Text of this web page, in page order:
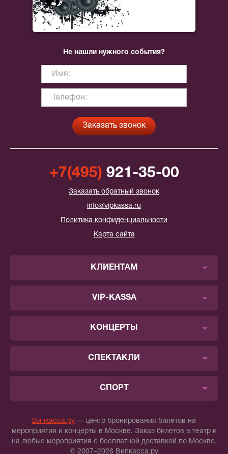
Не нашли нужного события?
+7(495) 921-35-00
Заказать обратный звонок
info@vipkassa.ru
Политика конфиденциальности
Карта сайта
КЛИЕНТАМ
VIP-KASSA
КОНЦЕРТЫ
СПЕКТАКЛИ
СПОРТ
Випкасса.ру — центр бронирования билетов на
мероприятия и концерты в Москве. Заказ билетов в театр и
на любые мероприятия с бесплатной доставкой по Москве.
© 2007–2026 Випкасса.ру